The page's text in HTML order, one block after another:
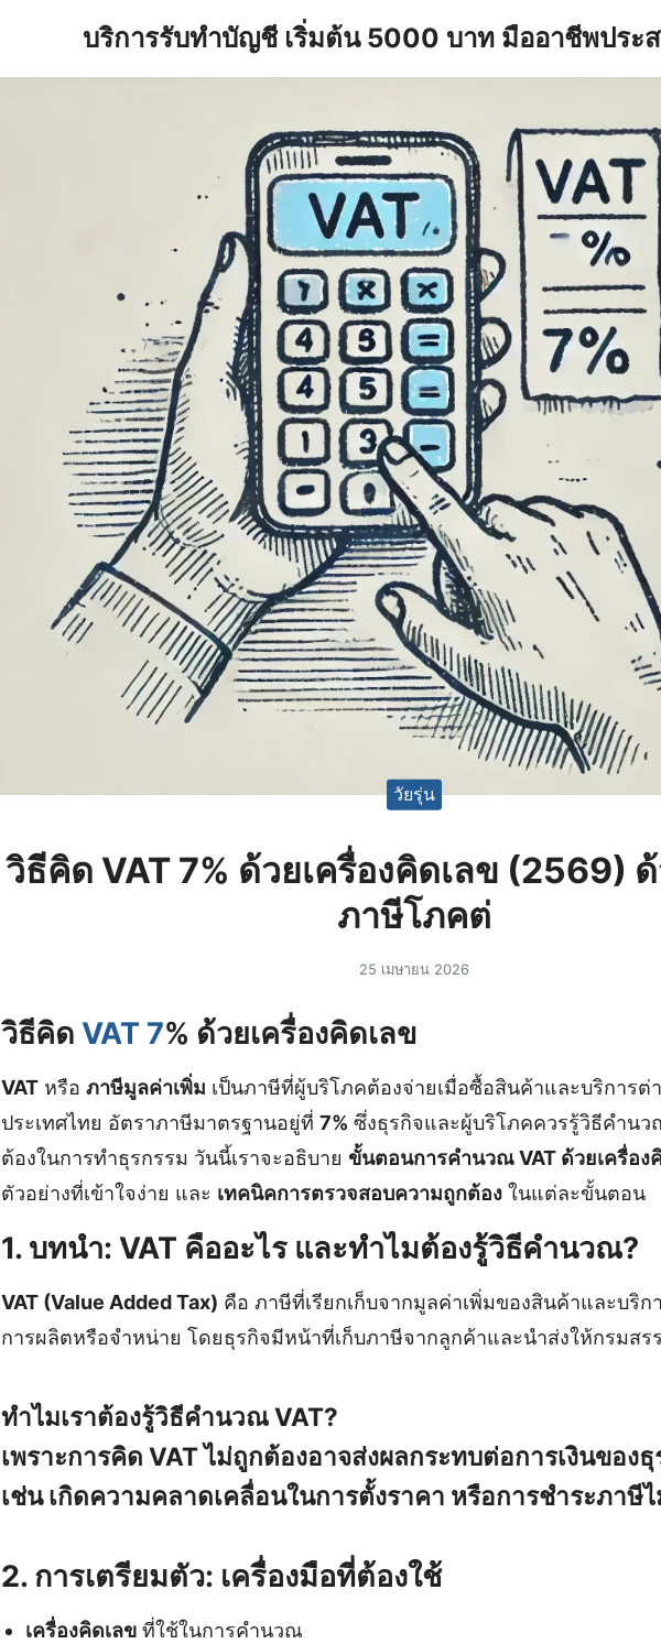
บริการรับทำบัญชี เริ่มต้น 5000 บาท มืออาชีพประ
วัยรุ่น
วิธีคิด VAT 7% ด้วยเครื่องคิดเลข (2569)
ภาษีโภคต่
25 เมษายน 2026
วิธีคิด VAT 7% ด้วยเครื่องคิดเลข
VAT หรือ ภาษีมูลค่าเพิ่ม เป็นภาษีที่ผู้บริโภคต้องจ่ายเมื่อซื้อสินค้าและบริการต่
ประเทศไทย อัตราภาษีมาตรฐานอยู่ที่ 7% ซึ่งธุรกิจและผู้บริโภคควรรู้วิธีคำนว
ต้องในการทำธุรกรรม วันนี้เราจะอธิบาย ขั้นตอนการคำนวณ VAT ด้วยเครื่อง
ตัวอย่างที่เข้าใจง่าย และ เทคนิคการตรวจสอบความถูกต้อง ในแต่ละขั้นตอน
1. บทนำ: VAT คืออะไร และทำไมต้องรู้วิธีคำนวณ?
VAT (Value Added Tax) คือ ภาษีที่เรียกเก็บจากมูลค่าเพิ่มของสินค้าและบริ
การผลิตหรือจำหน่าย โดยธุรกิจมีหน้าที่เก็บภาษีจากลูกค้าและนำส่งให้กรมสร
ทำไมเราต้องรู้วิธีคำนวณ VAT?
เพราะการคิด VAT ไม่ถูกต้องอาจส่งผลกระทบต่อการเงินของ
เช่น เกิดความคลาดเคลื่อนในการตั้งราคา หรือการชำระภาษี
2. การเตรียมตัว: เครื่องมือที่ต้องใช้
เครื่องคิดเลขที่ใช้ในการคำนวณ